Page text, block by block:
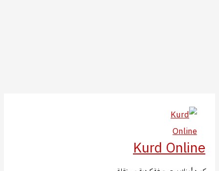
المحتوى
Kurd Online